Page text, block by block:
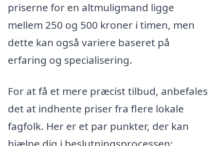
priserne for en altmuligmand ligge
mellem 250 og 500 kroner i timen, men
dette kan også variere baseret på
erfaring og specialisering.
For at få et mere præcist tilbud, anbefales
det at indhente priser fra flere lokale
fagfolk. Her er et par punkter, der kan